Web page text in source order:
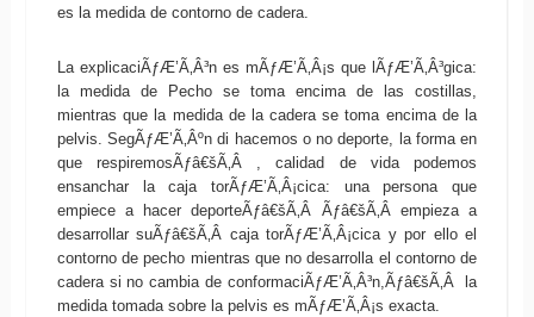
es la medida de contorno de cadera.
La explicaciÃƒÆ’Ã‚Â³n es mÃƒÆ’Ã‚Â¡s que lÃƒÆ’Ã‚Â³gica:
la medida de Pecho se toma encima de las costillas,
mientras que la medida de la cadera se toma encima de la
pelvis. SegÃƒÆ’Ã‚Âºn di hacemos o no deporte, la forma en
que respiremosÃƒâ€šÃ‚Â , calidad de vida podemos
ensanchar la caja torÃƒÆ’Ã‚Â¡cica: una persona que
empiece a hacer deporteÃƒâ€šÃ‚Â Ãƒâ€šÃ‚Â empieza a
desarrollar suÃƒâ€šÃ‚Â caja torÃƒÆ’Ã‚Â¡cica y por ello el
contorno de pecho mientras que no desarrolla el contorno de
cadera si no cambia de conformaciÃƒÆ’Ã‚Â³n,Ãƒâ€šÃ‚Â la
medida tomada sobre la pelvis es mÃƒÆ’Ã‚Â¡s exacta.